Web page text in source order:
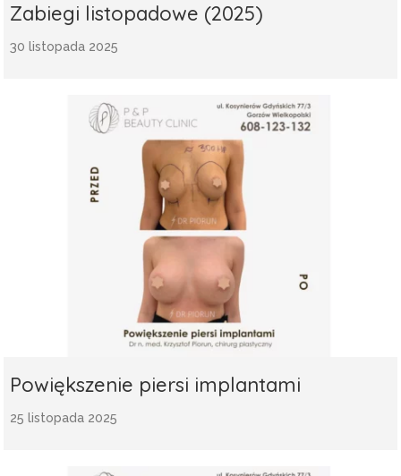
Zabiegi listopadowe (2025)
30 listopada 2025
Powiększenie piersi implantami
25 listopada 2025